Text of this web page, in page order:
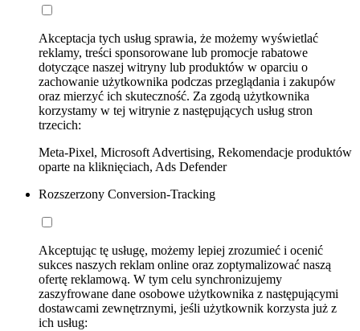
Akceptacja tych usług sprawia, że możemy wyświetlać
reklamy, treści sponsorowane lub promocje rabatowe
dotyczące naszej witryny lub produktów w oparciu o
zachowanie użytkownika podczas przeglądania i zakupów
oraz mierzyć ich skuteczność. Za zgodą użytkownika
korzystamy w tej witrynie z następujących usług stron
trzecich:
Meta-Pixel, Microsoft Advertising, Rekomendacje produktów
oparte na kliknięciach, Ads Defender
Rozszerzony Conversion-Tracking
Akceptując tę usługę, możemy lepiej zrozumieć i ocenić
sukces naszych reklam online oraz zoptymalizować naszą
ofertę reklamową. W tym celu synchronizujemy
zaszyfrowane dane osobowe użytkownika z następującymi
dostawcami zewnętrznymi, jeśli użytkownik korzysta już z
ich usług: